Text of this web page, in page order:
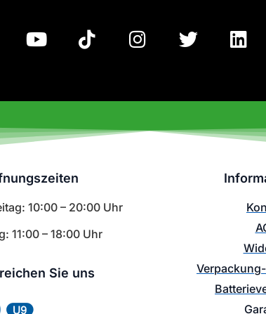
10:00 – 20:00 Uhr
11:00 – 18:00 Uhr
Sie uns